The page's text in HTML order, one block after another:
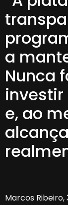
a
Nunca
e, ao
Marcos Ribeiro,